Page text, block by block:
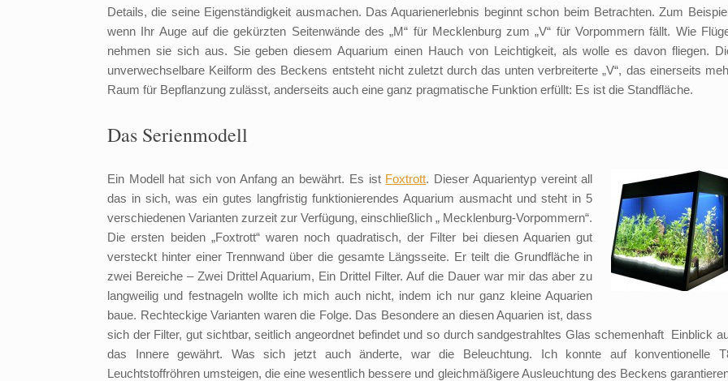
Details, die seine Eigenständigkeit ausmachen. Das Aquarienerlebnis beginnt schon beim Betrachten. Zum
wenn Ihr Auge auf die gekürzten Seitenwände des „M“ für Mecklenburg zum „V“ für Vorpommern fällt. Wie
nehmen sie sich aus. Sie geben diesem Aquarium einen Hauch von Leichtigkeit, als wolle es davon fliegen.
unverwechselbare Keilform des Beckens entsteht nicht zuletzt durch das unten verbreiterte „V“, das einerseits
Raum für Bepflanzung zulässt, anderseits auch eine ganz pragmatische Funktion erfüllt: Es ist die Standfläche.
Das Serienmodell
Ein Modell hat sich von Anfang an bewährt. Es ist Foxtrott. Dieser Aquarientyp vereint all
das in sich, was ein gutes langfristig funktionierendes Aquarium ausmacht und steht in 5
verschiedenen Varianten zurzeit zur Verfügung, einschließlich „ Mecklenburg-Vorpommern“.
Die ersten beiden „Foxtrott“ waren noch quadratisch, der Filter bei diesen Aquarien gut
versteckt hinter einer Trennwand über die gesamte Längsseite. Er teilt die Grundfläche in
zwei Bereiche – Zwei Drittel Aquarium, Ein Drittel Filter. Auf die Dauer war mir das aber zu
langweilig und festnageln wollte ich mich auch nicht, indem ich nur ganz kleine Aquarien
baue. Rechteckige Varianten waren die Folge. Das Besondere an diesen Aquarien ist, dass
sich der Filter, gut sichtbar, seitlich angeordnet befindet und so durch sandgestrahltes Glas schemenhaft Einblick
das Innere gewährt. Was sich jetzt auch änderte, war die Beleuchtung. Ich konnte auf konventionelle
Leuchtstoffröhren umsteigen, die eine wesentlich bessere und gleichmäßigere Ausleuchtung des Beckens